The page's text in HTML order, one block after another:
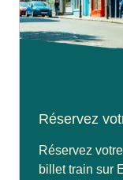
Réservez
Réservez
billet train sur